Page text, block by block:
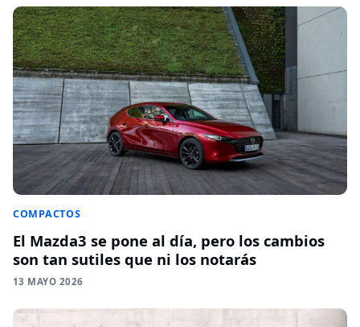
COMPACTOS
El Mazda3 se pone al día, pero los cambios
son tan sutiles que ni los notarás
13 MAYO 2026